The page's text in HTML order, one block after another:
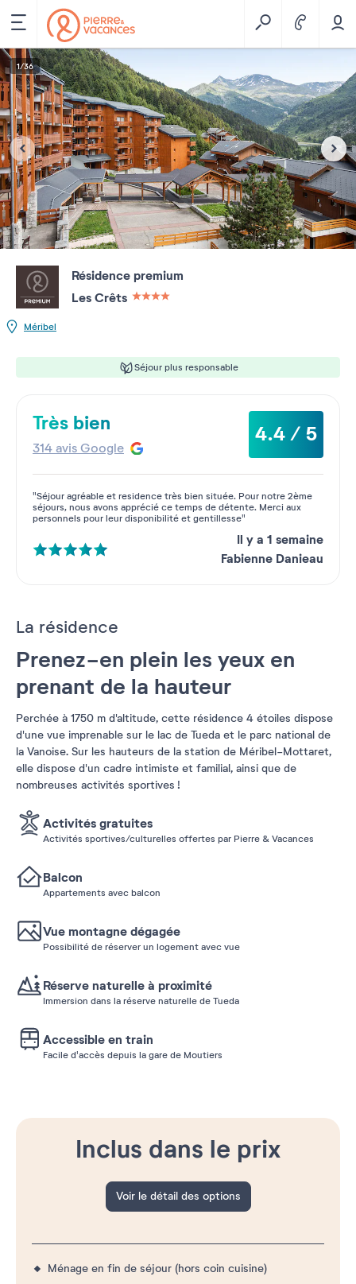
Résidence premium
Les Crêts
Méribel
Séjour plus responsable
1/36
Très bien
314 avis Google
4.4 / 5
"Séjour agréable et residence très bien située. Pour notre 2ème
séjours, nous avons apprécié ce temps de détente. Merci aux
personnels pour leur disponibilité et gentillesse"
Il y a 1 semaine
Fabienne Danieau
La résidence
Prenez-en plein les yeux en
prenant de la hauteur
Perchée à 1750 m d'altitude, cette résidence 4 étoiles dispose
d'une vue imprenable sur le lac de Tueda et le parc national de
la Vanoise. Sur les hauteurs de la station de Méribel-Mottaret,
elle dispose d'un cadre intimiste et familial, ainsi que de
nombreuses activités sportives !
Activités gratuites
Activités sportives/culturelles offertes par Pierre & Vacances
Balcon
Appartements avec balcon
Vue montagne dégagée
Possibilité de réserver un logement avec vue
Réserve naturelle à proximité
Immersion dans la réserve naturelle de Tueda
Accessible en train
Facile d'accès depuis la gare de Moutiers
Inclus dans le prix
Voir le détail des options
Ménage en fin de séjour (hors coin cuisine)